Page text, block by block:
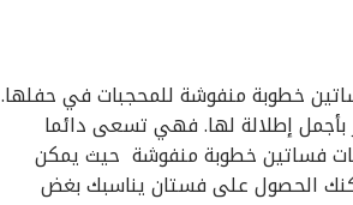
خطوبة منفوشة للمحجبات في حفلها.
بأجمل إطلالة لها. فهي تسعى دائما
فساتين خطوبة منفوشة حيث يمكن
الحصول على فستان يناسبك بغض